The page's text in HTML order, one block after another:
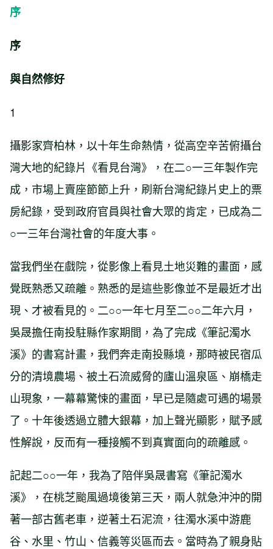
序
序
與自然修好
1
攝影家齊柏林，以十年生命熱情，從高空辛苦俯攝台
灣大地的紀錄片《看見台灣》，在二○一三年製作完
成，市場上賣座節節上升，刷新台灣紀錄片史上的票
房紀錄，受到政府官員與社會大眾的肯定，已成為二
○一三年台灣社會的年度大事。
當我們坐在戲院，從影像上看見土地災難的畫面，感
覺既熟悉又疏離。熟悉的是這些影像並不是最近才出
現、才被看見的。二○○一年七月至二○○二年六月，
吳晟擔任南投駐縣作家期間，為了完成《筆記濁水
溪》的書寫計畫，我們奔走南投縣境，那時被民宿瓜
分的清境農場、被土石流威脅的廬山溫泉區、崩橋走
山現象，一幕幕驚悚的畫面，早已是隨處可遇的場景
了。十年後透過立體大銀幕，加上聲光顯影，賦予感
性解說，反而有一種接觸不到真實面向的疏離感。
記起二○○一年，我為了陪伴吳晟書寫《筆記濁水
溪》，在桃芝颱風過境後第三天，兩人就急沖沖的開
著一部古舊老車，逆著土石泥流，往濁水溪中游鹿
谷、水里、竹山、信義等災區而去。當時為了親身貼